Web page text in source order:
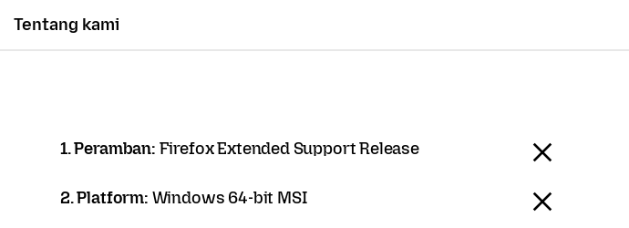
Tentang kami
1. Peramban: Firefox Extended Support Release
2. Platform: Windows 64-bit MSI